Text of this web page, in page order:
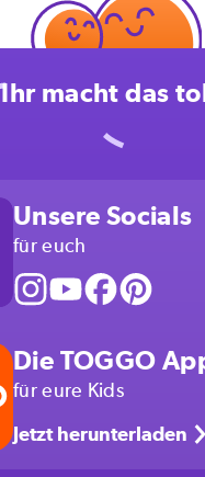
Ihr macht das
Unsere Socials
für euch
Die TOGGO
für eure Kids
Jetzt herunterladen